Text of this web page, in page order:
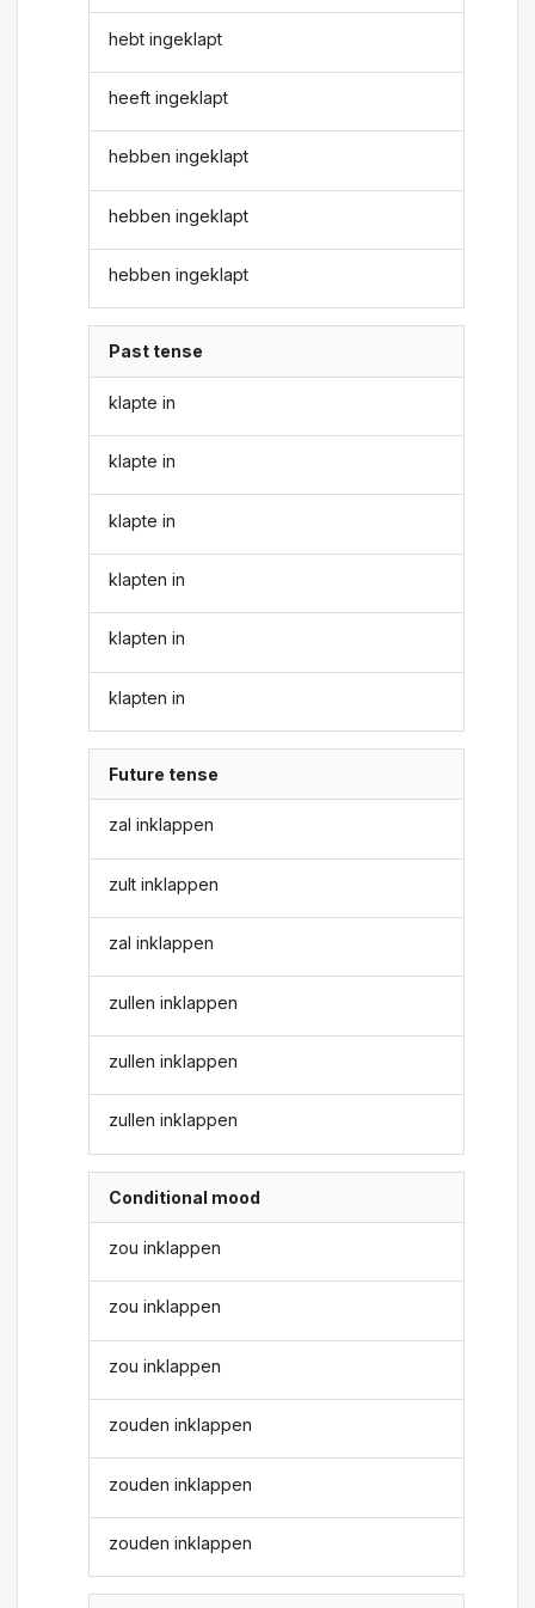
hebt ingeklapt
heeft ingeklapt
hebben ingeklapt
hebben ingeklapt
hebben ingeklapt
Past tense
klapte in
klapte in
klapte in
klapten in
klapten in
klapten in
Future tense
zal inklappen
zult inklappen
zal inklappen
zullen inklappen
zullen inklappen
zullen inklappen
Conditional mood
zou inklappen
zou inklappen
zou inklappen
zouden inklappen
zouden inklappen
zouden inklappen